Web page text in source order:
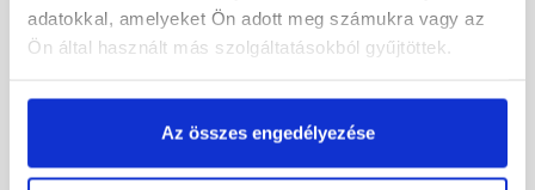
adatokkal, amelyeket Ön adott meg számukra vagy az
Ön által használt más szolgáltatásokból gyűjtöttek.
Az összes engedélyezése
Raktáron Raktáron